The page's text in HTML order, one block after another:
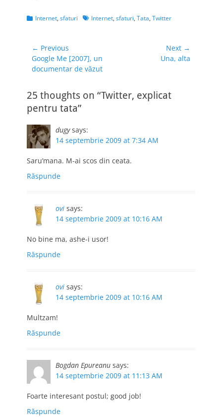
Categories
Internet, sfaturi TagsInternet, sfaturi, Tata, Twitter
Navigare
în
articole
← Previous
Previous
post:
Google Me [2007], un
documentar de văzut
Next →
Una, alta
25 thoughts on “Twitter, explicat
pentru tata”
dugy says:
14 septembrie 2009 at 7:34 AM
Saru’mana. M-ai scos din ceata.
Răspunde
ovi says:
14 septembrie 2009 at 10:16 AM
No bine ma, ashe-i usor!
Răspunde
ovi says:
14 septembrie 2009 at 10:16 AM
Multzam!
Răspunde
Bogdan Epureanu says:
14 septembrie 2009 at 11:13 AM
Foarte interesant postul; good job!
Răspunde